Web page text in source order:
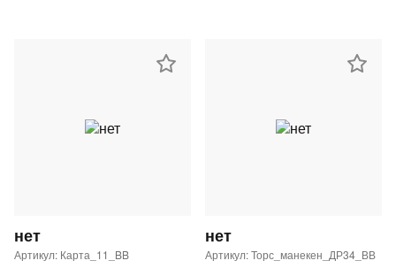
нет
Артикул: Карта_11_BB
нет
Артикул: Торс_манекен_ДР34_ВВ